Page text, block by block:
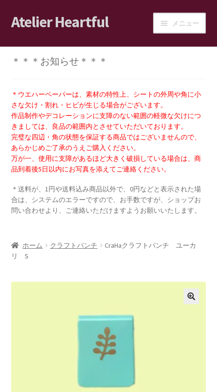
ナ
ビ
ン
へ
ス
キ
ッ
プ
コ
ン
ス
キ
ッ
プ
Atelier Heartful メニュー
ホーム
カート
ログイン/マイアカウント
ショップご利用案内
ブログ
JPA会員の皆様へ
Oversea customers
＊＊＊お知らせ＊＊＊
＊ウエハーペーパーは、素材の特性上、シートの外周や角に小
さな欠け・割れ・ヒビが生じる場合がございます。
作品制作やデコレーションに支障のない範囲の軽微な欠けにつ
きましては、良品の範囲内とさせていただいております。
完璧な四辺・角の状態を保証する商品ではございませんので、
あらかじめご了承のうえご購入ください。
万が一、使用に支障があるほど大きく破損している場合は、商
品到着後5日以内にお写真を添えてご連絡ください。
＊送料が、1円や送料込み商品以外で、0円などと表示された場
合は、システムのエラーですので、お手数ですが、ショップお
問い合わせより、ご連絡いただけますようお願いいたします。
ホーム クラフトパンチ
CraHaクラフトパンチ ユーカ
リ S